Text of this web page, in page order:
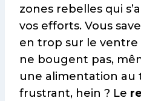
zones rebelles qui
vos efforts. Vous
en trop sur le ventre
ne bougent pas,
une alimentation au
frustrant, hein ? Le